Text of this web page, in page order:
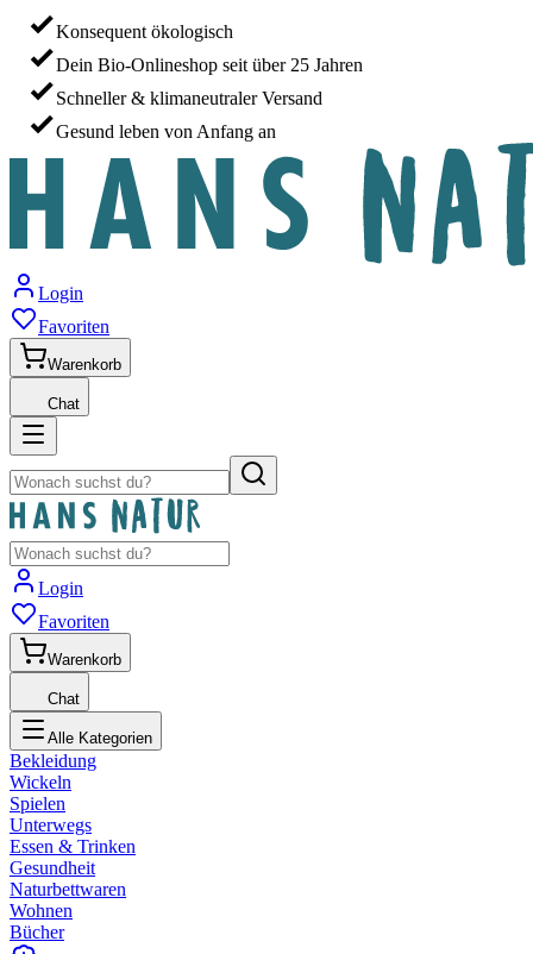
Konsequent ökologisch
Dein Bio-Onlineshop seit über 25 Jahren
Schneller & klimaneutraler Versand
Gesund leben von Anfang an
Login
Favoriten
Warenkorb
Chat
Login
Favoriten
Warenkorb
Chat
Alle Kategorien
Bekleidung
Wickeln
Spielen
Unterwegs
Essen & Trinken
Gesundheit
Naturbettwaren
Wohnen
Bücher